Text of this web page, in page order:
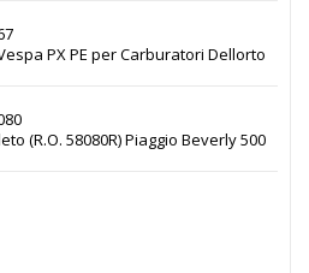
PX PE per Carburatori Dellorto
(R.O. 58080R) Piaggio Beverly 500